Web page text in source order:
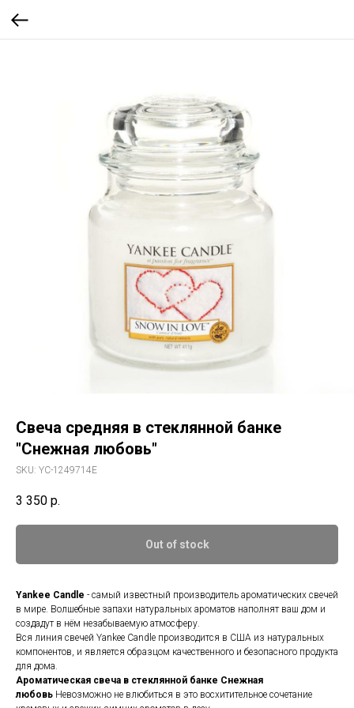
Свеча средняя в стеклянной банке
"Снежная любовь"
SKU: YC-1249714E
3 350 р.
Out of stock
Yankee Candle - самый известный производитель ароматических свечей
в мире. Волшебные запахи натуральных ароматов наполнят ваш дом и
создадут в нём незабываемую атмосферу.
Вся линия свечей Yankee Candle производится в США из натуральных
компонентов, и является образцом качественного и безопасного продукта
для дома.
Ароматическая свеча в стеклянной банке Снежная
любовь Невозможно не влюбиться в это восхитительное сочетание